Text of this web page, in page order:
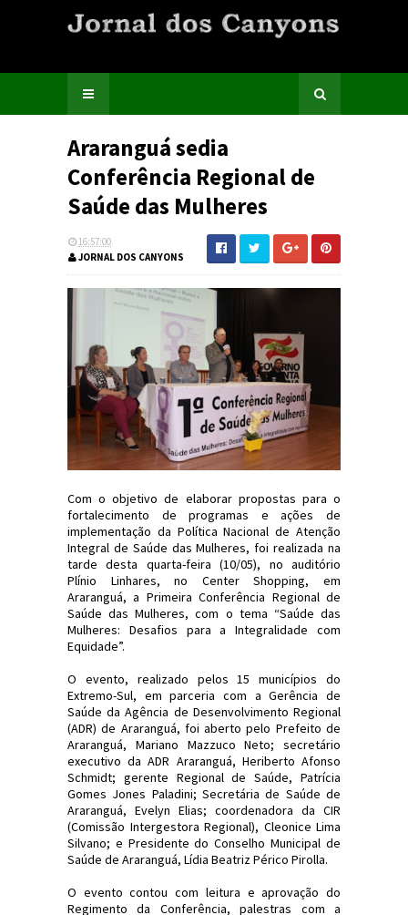
Araranguá sedia
Conferência Regional de
Saúde das Mulheres
16:57:00
JORNAL DOS CANYONS
Com o objetivo de elaborar propostas para o
fortalecimento de programas e ações de
implementação da Política Nacional de Atenção
Integral de Saúde das Mulheres, foi realizada na
tarde desta quarta-feira (10/05), no auditório
Plínio Linhares, no Center Shopping, em
Araranguá, a Primeira Conferência Regional de
Saúde das Mulheres, com o tema “Saúde das
Mulheres: Desafios para a Integralidade com
Equidade”.
O evento, realizado pelos 15 municípios do
Extremo-Sul, em parceria com a Gerência de
Saúde da Agência de Desenvolvimento Regional
(ADR) de Araranguá, foi aberto pelo Prefeito de
Araranguá, Mariano Mazzuco Neto; secretário
executivo da ADR Araranguá, Heriberto Afonso
Schmidt; gerente Regional de Saúde, Patrícia
Gomes Jones Paladini; Secretária de Saúde de
Araranguá, Evelyn Elias; coordenadora da CIR
(Comissão Intergestora Regional), Cleonice Lima
Silvano; e Presidente do Conselho Municipal de
Saúde de Araranguá, Lídia Beatriz Périco Pirolla.
O evento contou com leitura e aprovação do
Regimento da Conferência, palestras com a